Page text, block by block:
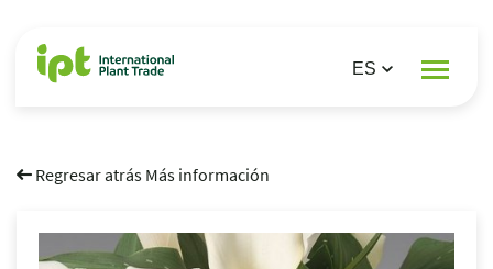
Regresar atrás Más información